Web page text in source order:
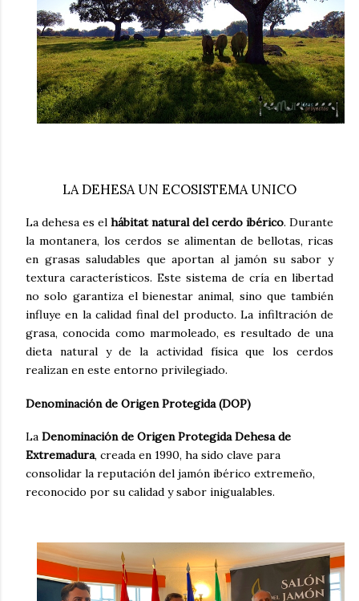
LA DEHESA UN ECOSISTEMA UNICO
La dehesa es el hábitat natural del cerdo ibérico. Durante
la montanera, los cerdos se alimentan de bellotas, ricas
en grasas saludables que aportan al jamón su sabor y
textura característicos. Este sistema de cría en libertad
no solo garantiza el bienestar animal, sino que también
influye en la calidad final del producto. La infiltración de
grasa, conocida como marmoleado, es resultado de una
dieta natural y de la actividad física que los cerdos
realizan en este entorno privilegiado.
Denominación de Origen Protegida (DOP)
La Denominación de Origen Protegida Dehesa de
Extremadura, creada en 1990, ha sido clave para
consolidar la reputación del jamón ibérico extremeño,
reconocido por su calidad y sabor inigualables.